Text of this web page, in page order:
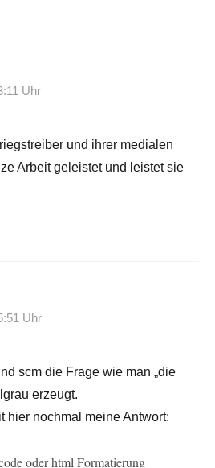
Uhr
und ihrer medialen
Arbeit geleistet und leistet sie
Uhr
scm die Frage wie man „die
erzeugt.
hier nochmal meine Antwort:
oder html Formatierung